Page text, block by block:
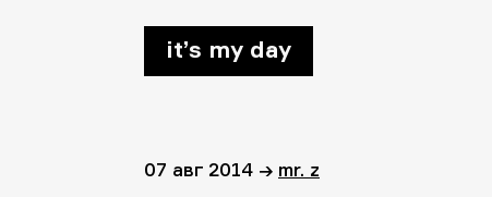
it’s my day
07 авг 2014 → mr. z